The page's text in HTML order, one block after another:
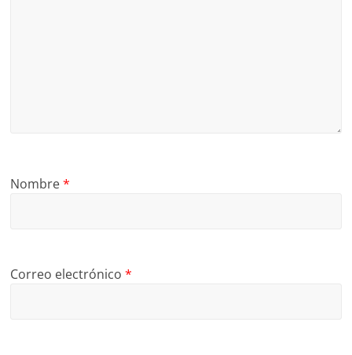
Nombre*
Correo electrónico*